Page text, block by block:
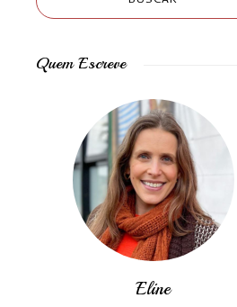
Quem Escreve
Eline